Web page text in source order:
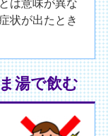
は意味が異な
状が出たとき
湯で飲む